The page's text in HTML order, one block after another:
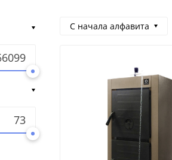
С начала алфавита